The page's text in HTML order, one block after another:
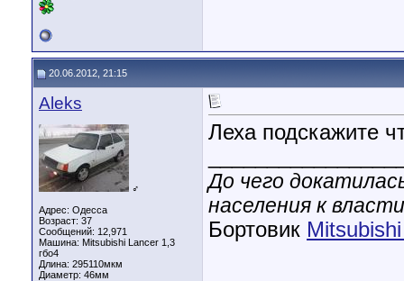
20.06.2012, 21:15
Aleks
♂
Адрес: Одесса
Возраст: 37
Сообщений: 12,971
Машина: Mitsubishi Lancer 1,3
гбо4
Длина: 295110мкм
Диаметр: 46мм
Леха подскажите
До чего
населения к
Бортовик